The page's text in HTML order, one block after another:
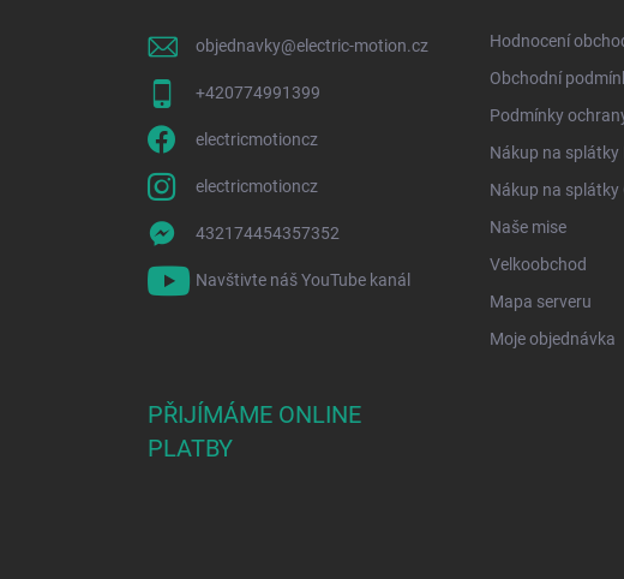
objednavky@electric-motion.cz
+420774991399
electricmotioncz
electricmotioncz
432174454357352
Navštivte náš YouTube kanál
Hodnocení
Obchodní
Podmínky
Nákup na splátky
Nákup na splátky
Naše mise
Velkoobchod
Mapa serveru
Moje objednávka
PŘIJÍMÁME ONLINE
PLATBY